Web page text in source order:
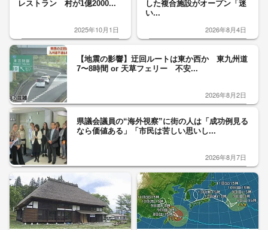
レストラン 村が1億2000...
2025年10月1日
した複合施設がオープン「迷
い...
2026年8月4日
【地震の影響】迂回ルートは東か西か 東九州道
7〜8時間 or 天草フェリー 不安...
2026年8月2日
県議会議員の“海外視察”に街の人は「成功例見る
なら価値ある」「市民は苦しい思いし...
2026年8月7日